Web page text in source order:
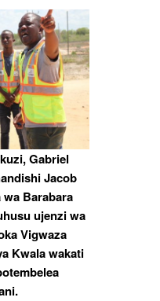
Gabriel
Jacob
Barabara
ujenzi wa
Vigwaza
Kwala wakati